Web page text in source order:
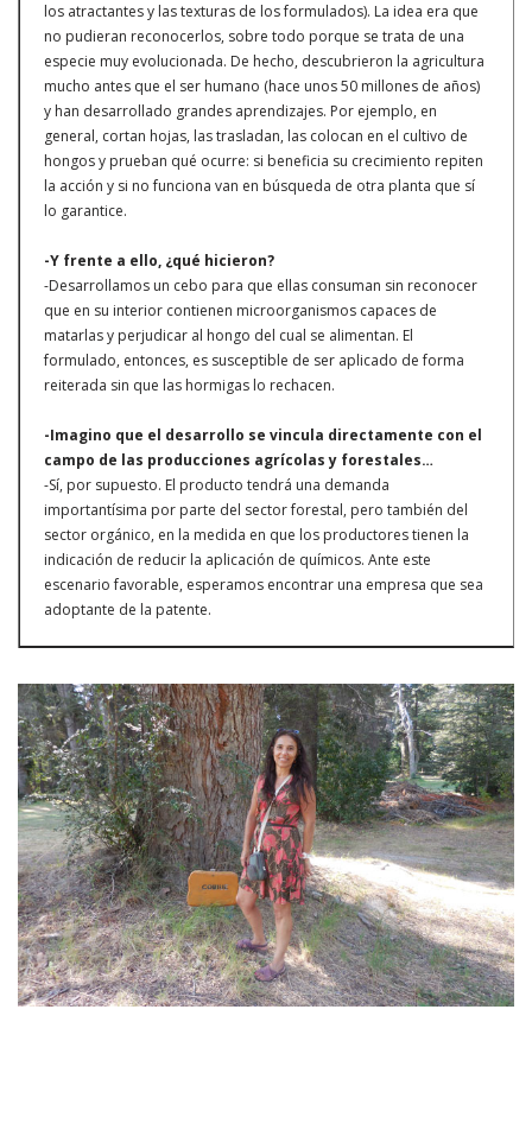
los atractantes y las texturas de los formulados). La idea era que
no pudieran reconocerlos, sobre todo porque se trata de una
especie muy evolucionada. De hecho, descubrieron la agricultura
mucho antes que el ser humano (hace unos 50 millones de años)
y han desarrollado grandes aprendizajes. Por ejemplo, en
general, cortan hojas, las trasladan, las colocan en el cultivo de
hongos y prueban qué ocurre: si beneficia su crecimiento repiten
la acción y si no funciona van en búsqueda de otra planta que sí
lo garantice.
-Y frente a ello, ¿qué hicieron?
-Desarrollamos un cebo para que ellas consuman sin reconocer
que en su interior contienen microorganismos capaces de
matarlas y perjudicar al hongo del cual se alimentan. El
formulado, entonces, es susceptible de ser aplicado de forma
reiterada sin que las hormigas lo rechacen.
-Imagino que el desarrollo se vincula directamente con el
campo de las producciones agrícolas y forestales…
-Sí, por supuesto. El producto tendrá una demanda
importantísima por parte del sector forestal, pero también del
sector orgánico, en la medida en que los productores tienen la
indicación de reducir la aplicación de químicos. Ante este
escenario favorable, esperamos encontrar una empresa que sea
adoptante de la patente.